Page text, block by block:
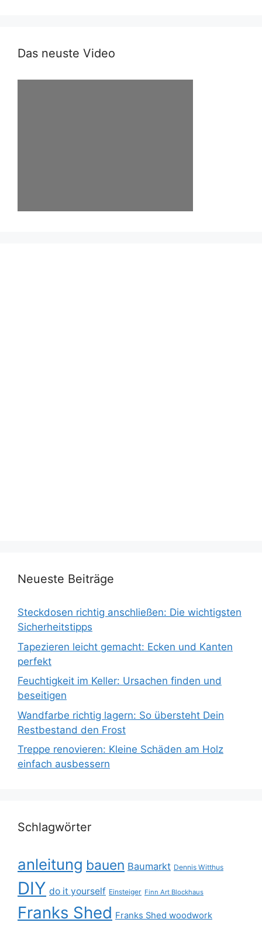
Das neuste Video
Neueste Beiträge
Steckdosen richtig anschließen: Die wichtigsten
Sicherheitstipps
Tapezieren leicht gemacht: Ecken und Kanten
perfekt
Feuchtigkeit im Keller: Ursachen finden und
beseitigen
Wandfarbe richtig lagern: So übersteht Dein
Restbestand den Frost
Treppe renovieren: Kleine Schäden am Holz
einfach ausbessern
Schlagwörter
anleitung bauen Baumarkt Dennis Witthus
DIY do it yourself Einsteiger Finn Art Blockhaus
Franks Shed Franks Shed woodwork